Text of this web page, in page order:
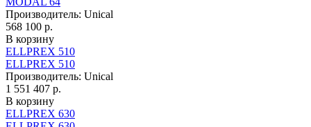
Производитель: Unical
568 100 р.
В корзину
ELLPREX 510
ELLPREX 510
Производитель: Unical
1 551 407 р.
В корзину
ELLPREX 630